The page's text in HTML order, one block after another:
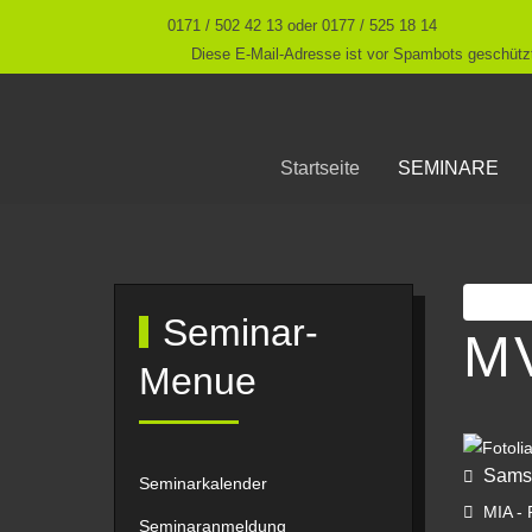
0171 / 502 42 13 oder 0177 / 525 18 14
Diese E-Mail-Adresse ist vor Spambots
Startseite SEMINARE
Seminar-
Menue
Seminarkalender
Seminaranmeldung
MIA -